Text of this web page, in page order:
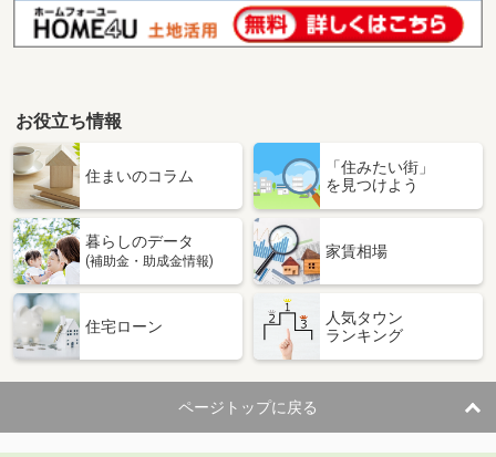
お役立ち情報
住まいのコラム
「住みたい街」
を見つけよう
暮らしのデータ
(補助金・助成金情報)
家賃相場
住宅ローン
人気タウン
ランキング
ページトップに戻る